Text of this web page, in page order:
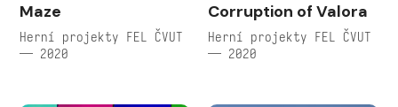
Maze
Herní projekty FEL ČVUT
— 2020
Corruption of Valora
Herní projekty FEL ČVUT
— 2020